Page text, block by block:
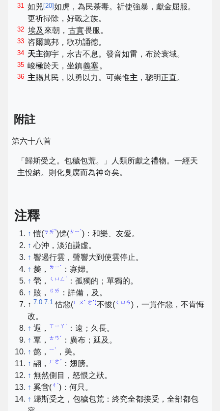
31 如兕[20]如虎，為民荼毒。祈使強暴，獻金屈服。
更祈掃除，好戰之族。
32 埃及 來朝， 古實畏服。
33 咨爾萬邦，歌功誦德。
34 天主御宇，永古不息。發音如雷，布於寰域。
35 峻極於天，坐鎮義塞。
36 主賜其民，以勇以力。可崇惟主 ，聰明正直。
附註
第六十八首
「歸斯受之。包穢包荒。」人類所獻之禮物。一經天
主悅納。則化臭腐而為神奇矣。
注釋
↑ 愷(ㄎㄞˇ)悌(ㄊㄧˋ)：和樂、友愛。
↑ 心沖，淡泊謙虛。
↑ 響遏行雲，聲響大到使雲停止。
↑ 嫠， ㄌㄧˊ
：寡婦。
↑ 煢， ㄑㄩㄥˊ
：孤獨的；單獨的。
↑ 賅， ㄍㄞ
：詳備，及。
↑ 7.0 7.1 怙惡(ㄏㄨˋ ㄜˋ)不悛( ㄑㄩㄢ)，一貫作惡，不肯悔
改。
↑ 遐， ㄒㄧㄚˊ
：遠；久長。
↑ 覃， ㄊㄢˊ
：廣布；延及。
↑ 懿， ㄧˋ
，美。
↑ 翮， ㄏㄜˊ
：翅膀。
↑ 無然側目，怒恨之狀。
↑ 奚啻( ㄔˋ)：何只。
↑ 歸斯受之，包穢包荒：終究全都接受，全部都包